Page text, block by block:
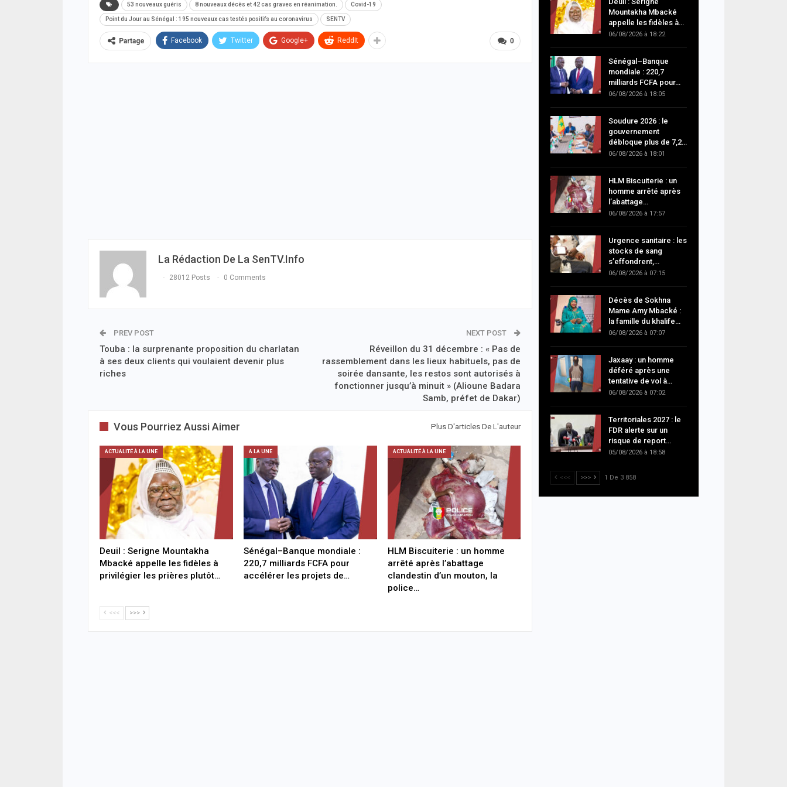
53 nouveaux guéris 8 nouveaux décès et 42 cas graves en réanimation. Covid-19
Point du Jour au Sénégal : 195 nouveaux cas testés positifs au coronavirus SENTV
0
Partage Facebook Twitter Google+ ReddIt
La Rédaction De La SenTV.info
28012 Posts 0 Comments
PREV POST
Touba : la surprenante proposition du charlatan
à ses deux clients qui voulaient devenir plus
riches
NEXT POST
Réveillon du 31 décembre : « Pas de
rassemblement dans les lieux habituels, pas de
soirée dansante, les restos sont autorisés à
fonctionner jusqu’à minuit » (Alioune Badara
Samb, préfet de Dakar)
Vous Pourriez Aussi Aimer Plus D'articles De L'auteur
ACTUALITÉ À LA UNE
Deuil : Serigne Mountakha
Mbacké appelle les fidèles à
privilégier les prières plutôt…
A LA UNE
Sénégal–Banque mondiale :
220,7 milliards FCFA pour
accélérer les projets de…
ACTUALITÉ À LA UNE
HLM Biscuiterie : un homme
arrêté après l’abattage
clandestin d’un mouton, la
police…
<<< >>>
Mountakha Mbacké
appelle les fidèles à…
06/08/2026 à 18:22
Sénégal–Banque
mondiale : 220,7
milliards FCFA pour…
06/08/2026 à 18:05
Soudure 2026 : le
gouvernement
débloque plus de 7,2…
06/08/2026 à 18:01
HLM Biscuiterie : un
homme arrêté après
l’abattage…
06/08/2026 à 17:57
Urgence sanitaire : les
stocks de sang
s’effondrent,…
06/08/2026 à 07:15
Décès de Sokhna
Mame Amy Mbacké :
la famille du khalife…
06/08/2026 à 07:07
Jaxaay : un homme
déféré après une
tentative de vol à…
06/08/2026 à 07:02
Territoriales 2027 : le
FDR alerte sur un
risque de report…
05/08/2026 à 18:58
<<< >>> 1 De 3 858